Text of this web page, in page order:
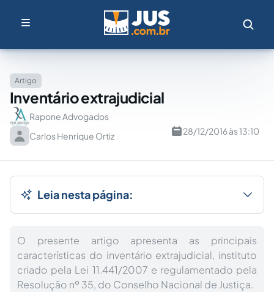
Artigo
Inventário extrajudicial
Rapone Advogados
Carlos Henrique Ortiz
28/12/2016 às 13:10
Leia nesta página:
O presente artigo apresenta as principais
características do inventário extrajudicial, instituto
criado pela Lei 11.441/2007 e regulamentado pela
Resolução nº 35, do Conselho Nacional de Justiça.